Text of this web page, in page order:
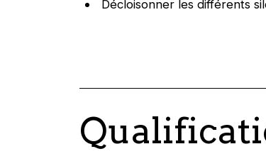
Décloisonner les différents